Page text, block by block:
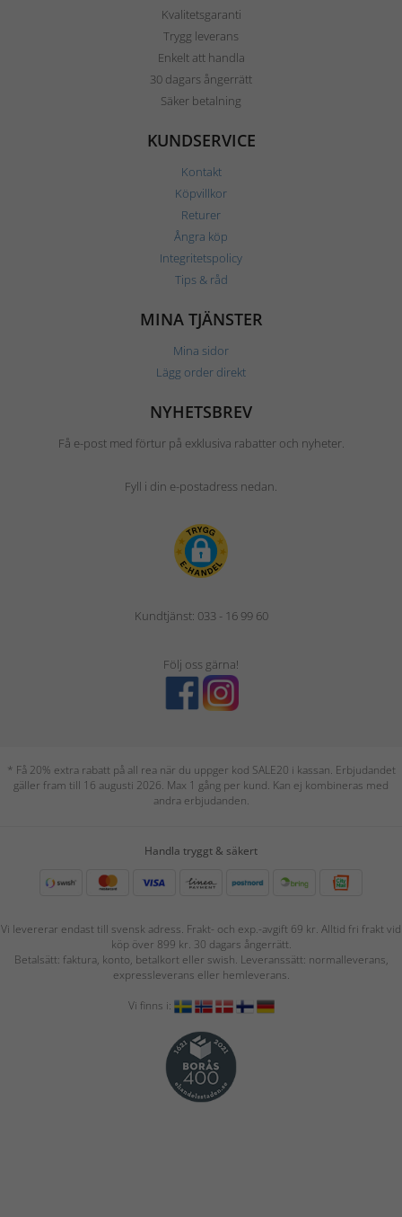
Kvalitetsgaranti
Trygg leverans
Enkelt att handla
30 dagars ångerrätt
Säker betalning
KUNDSERVICE
Kontakt
Köpvillkor
Returer
Ångra köp
Integritetspolicy
Tips & råd
MINA TJÄNSTER
Mina sidor
Lägg order direkt
NYHETSBREV
Få e-post med förtur på exklusiva rabatter och nyheter.
Fyll i din e-postadress nedan.
Kundtjänst: 033 - 16 99 60
Följ oss gärna!
* Få 20% extra rabatt på all rea när du uppger kod SALE20 i kassan. Erbjudandet
gäller fram till 16 augusti 2026. Max 1 gång per kund. Kan ej kombineras med
andra erbjudanden.
Handla tryggt & säkert
Vi levererar endast till svensk adress. Frakt- och exp.-avgift 69 kr. Alltid fri frakt vid
köp över 899 kr. 30 dagars ångerrätt.
Betalsätt: faktura, konto, betalkort eller swish. Leveranssätt: normalleverans,
expressleverans eller hemleverans.
Vi finns i: